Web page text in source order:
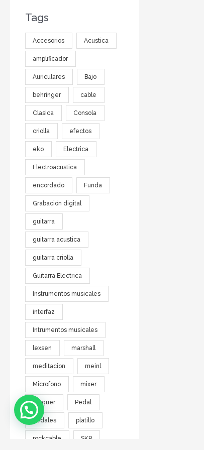
Tags
Accesorios Acustica
amplificador
Auriculares Bajo
behringer cable
Clasica Consola
criolla efectos
eko Electrica
Electroacustica
encordado Funda
Grabación digital
guitarra
guitarra acustica
guitarra criolla
Guitarra Electrica
Instrumentos musicales
interfaz
Intrumentos musicales
lexsen marshall
meditacion meinl
Microfono mixer
parquer Pedal
pedales platillo
rockcable SKP